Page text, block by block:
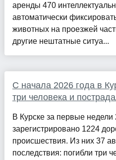
аренды 470
автоматически
животных на проезжей
другие нештатные ситуа...
С начала 2026 года в
три человека и
В Курске за первые недели
зарегистрировано 1224
происшествия. Из них 37
последствия: погибли три